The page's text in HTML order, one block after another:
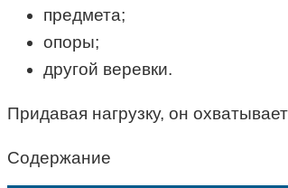
предмета;
опоры;
другой веревки.
Придавая нагрузку, он
Содержание